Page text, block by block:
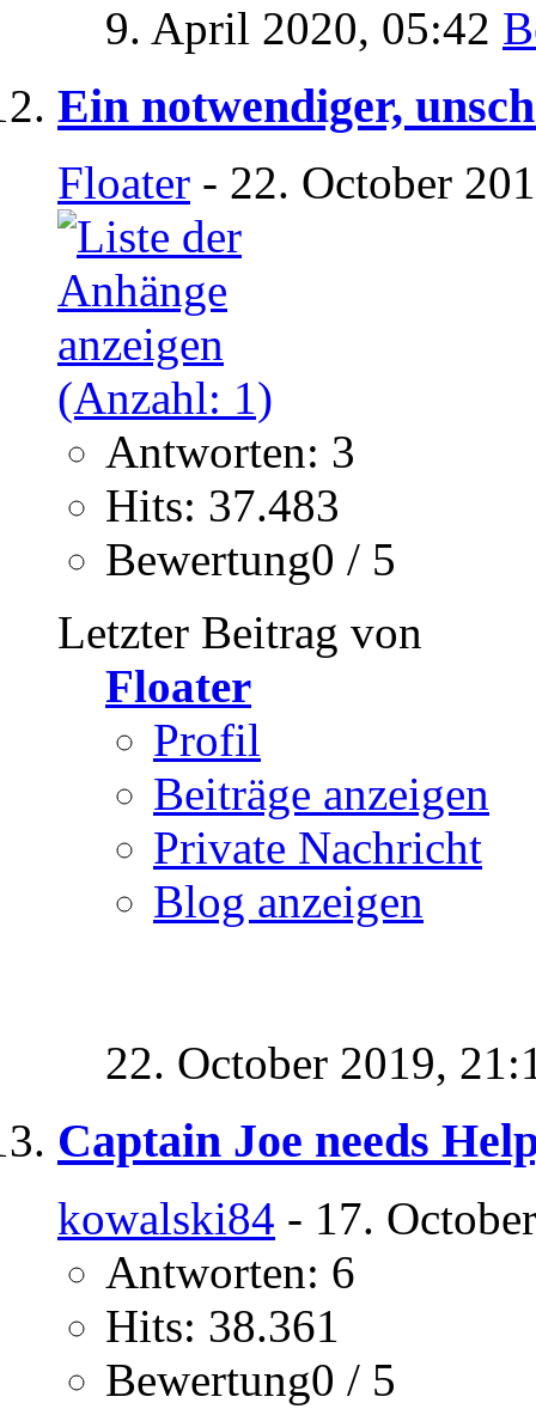
9. April 2020, 05:42
Ein notwendiger,
Floater - 22. October
Antworten: 3
Hits: 37.483
Bewertung0 / 5
Letzter Beitrag von
Floater
Profil
Beiträge anzeigen
Private Nachricht
Blog anzeigen
22. October 2019,
Captain Joe needs
kowalski84 - 17.
Antworten: 6
Hits: 38.361
Bewertung0 / 5